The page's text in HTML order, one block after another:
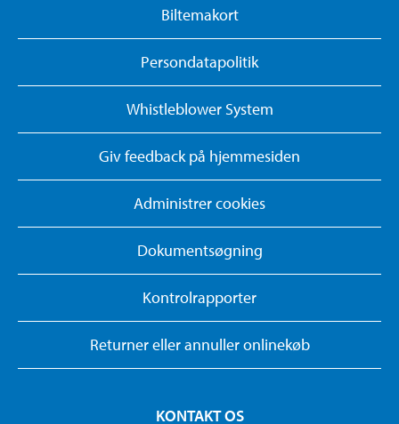
Biltemakort
Persondatapolitik
Whistleblower System
Giv feedback på hjemmesiden
Administrer cookies
Dokumentsøgning
Kontrolrapporter
Returner eller annuller onlinekøb
KONTAKT OS